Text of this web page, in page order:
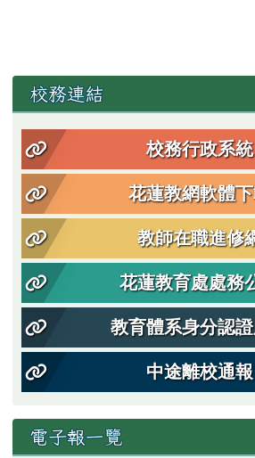
左邊區域內容
校務連結
校務行政系統
花蓮教網軟體
教師在職進修
花蓮教育處處務
教育體系身分認
中途離校通報
電子報一覽